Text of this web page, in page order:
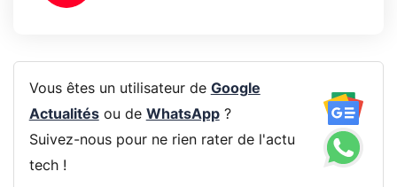
Vous êtes un utilisateur de Google
Actualitésou de WhatsApp?
Suivez-nous pour ne rien rater de l'actu
tech !